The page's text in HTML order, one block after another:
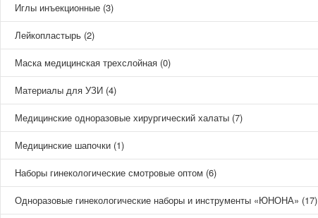
Иглы инъекционные (3)
Лейкопластырь (2)
Маска медицинская трехслойная (0)
Материалы для УЗИ (4)
Медицинские одноразовые хирургический халаты (7)
Медицинские шапочки (1)
Наборы гинекологические смотровые оптом (6)
Одноразовые гинекологические наборы и инструменты «ЮНОНА» (17)